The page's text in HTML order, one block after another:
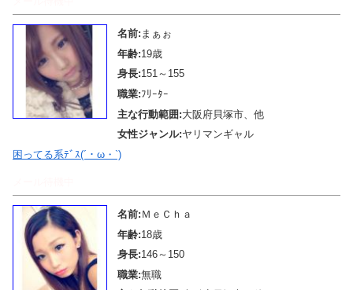
名前: まぁぉ
年齢:19歳
身長:151～155
職業:ﾌﾘｰﾀｰ
主な行動範囲:大阪府貝塚市、他
女性ジャンル:ヤリマンギャル
困ってる系ﾃﾞｽ(´・ω・`)
名前: ＭｅＣｈａ
年齢:18歳
身長:146～150
職業:無職